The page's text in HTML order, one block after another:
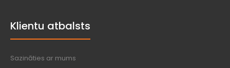
Klientu atbalsts
Sazināties ar mums